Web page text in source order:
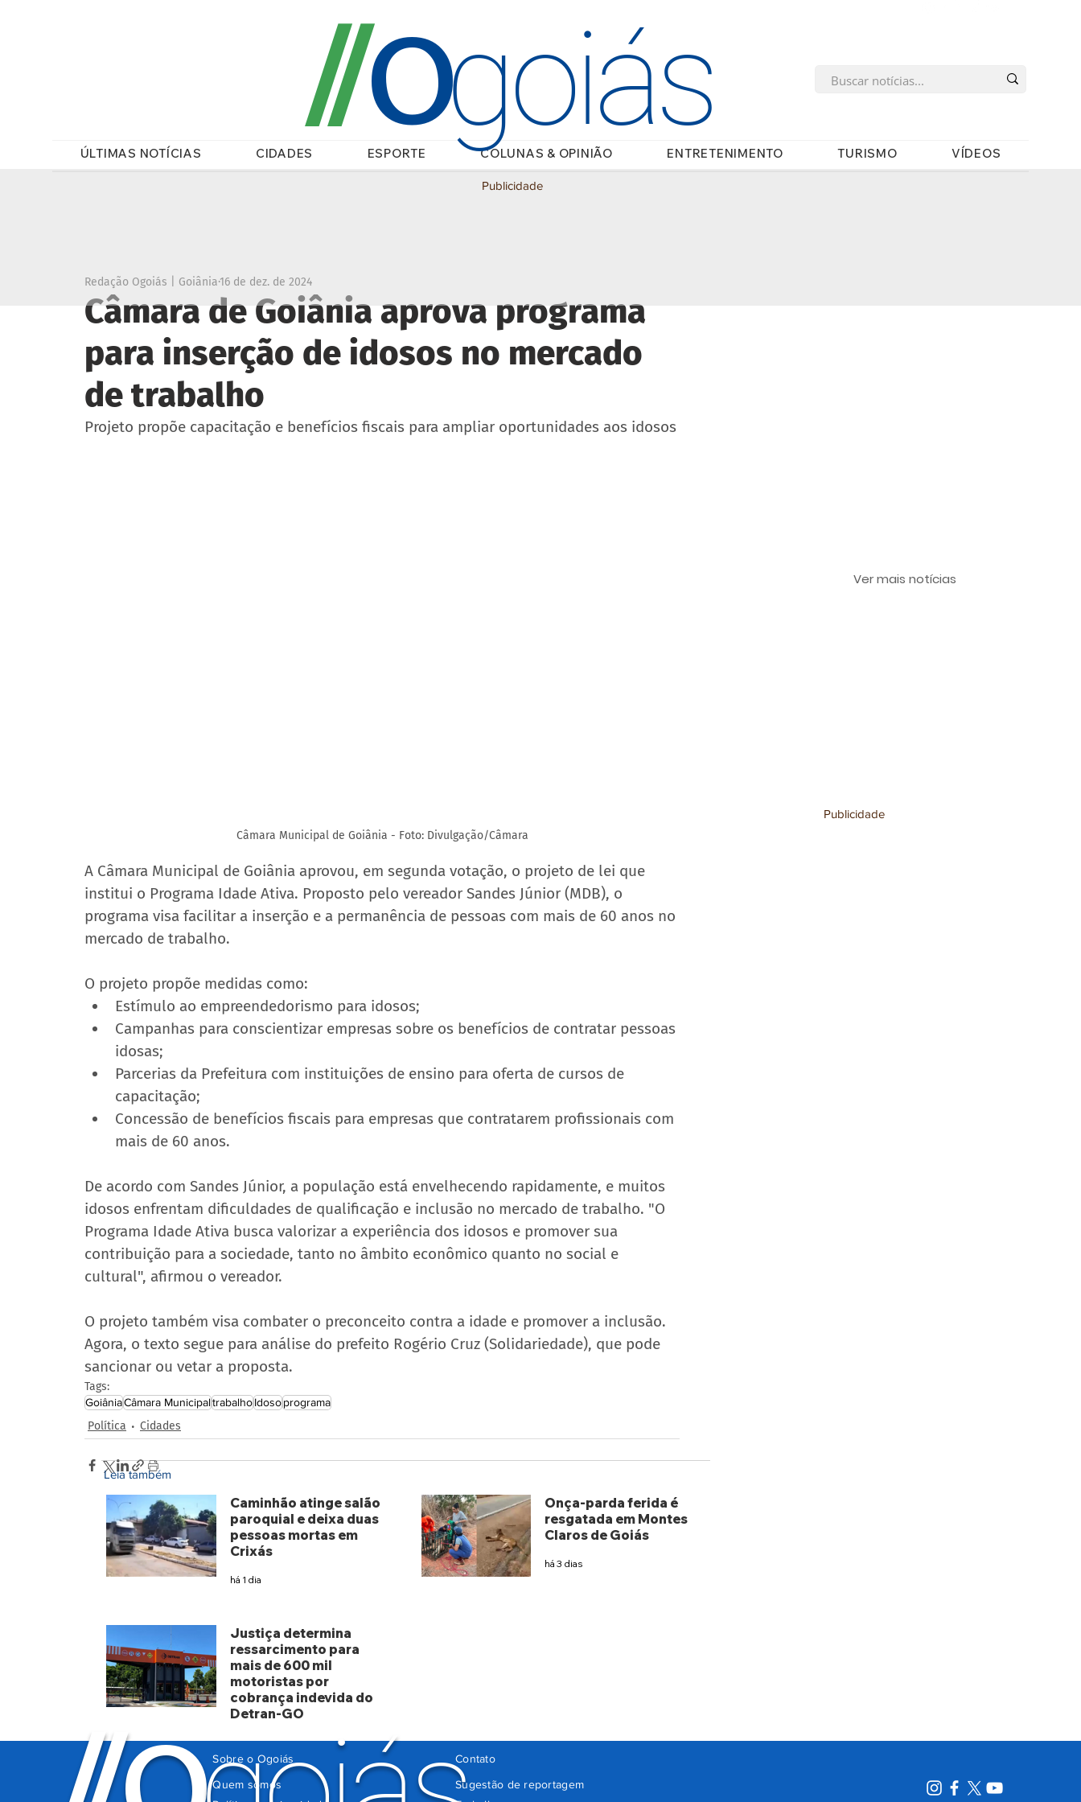
ÚLTIMAS NOTÍCIAS CIDADES ESPORTE COLUNAS & OPINIÃO ENTRETENIMENTO TURISMO VÍDEOS
//Ogoiás
Câmara de Goiânia aprova programa
para inserção de idosos no mercado
de trabalho
Redação Ogoiás | Goiânia16 de dez. de 2024
Projeto propõe capacitação e benefícios fiscais para ampliar oportunidades aos idosos
Câmara Municipal de Goiânia - Foto: Divulgação/Câmara
A Câmara Municipal de Goiânia aprovou, em segunda votação, o projeto de lei que
institui o Programa Idade Ativa. Proposto pelo vereador Sandes Júnior (MDB), o
programa visa facilitar a inserção e a permanência de pessoas com mais de 60 anos no
mercado de trabalho.
O projeto propõe medidas como:
Estímulo ao empreendedorismo para idosos;
Campanhas para conscientizar empresas sobre os benefícios de contratar pessoas
idosas;
Parcerias da Prefeitura com instituições de ensino para oferta de cursos de
capacitação;
Concessão de benefícios fiscais para empresas que contratarem profissionais com
mais de 60 anos.
De acordo com Sandes Júnior, a população está envelhecendo rapidamente, e muitos
idosos enfrentam dificuldades de qualificação e inclusão no mercado de trabalho. "O
Programa Idade Ativa busca valorizar a experiência dos idosos e promover sua
contribuição para a sociedade, tanto no âmbito econômico quanto no social e
cultural", afirmou o vereador.
O projeto também visa combater o preconceito contra a idade e promover a inclusão.
Agora, o texto segue para análise do prefeito Rogério Cruz (Solidariedade), que pode
sancionar ou vetar a proposta.
Tags:
GoiâniaCâmara MunicipaltrabalhoIdosoprograma
Política Cidades
Publicidade
Publicidade
Ver mais notícias
Leia também
Caminhão atinge salão
paroquial e deixa duas
pessoas mortas em
Crixás
há 1 dia
Onça-parda ferida é
resgatada em Montes
Claros de Goiás
há 3 dias
Justiça determina
ressarcimento para
mais de 600 mil
motoristas por
cobrança indevida do
Detran-GO
há 5 dias
Quem somos
Sugestão de reportagem
Contato
Sobre o Ogoiás